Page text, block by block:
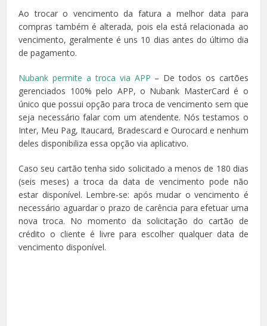
Ao trocar o vencimento da fatura a melhor data para
compras também é alterada, pois ela está relacionada ao
vencimento, geralmente é uns 10 dias antes do último dia
de pagamento.
Nubank permite a troca via APP – De todos os cartões
gerenciados 100% pelo APP, o Nubank MasterCard é o
único que possui opção para troca de vencimento sem que
seja necessário falar com um atendente. Nós testamos o
Inter, Meu Pag, Itaucard, Bradescard e Ourocard e nenhum
deles disponibiliza essa opção via aplicativo.
Caso seu cartão tenha sido solicitado a menos de 180 dias
(seis meses) a troca da data de vencimento pode não
estar disponível. Lembre-se: após mudar o vencimento é
necessário aguardar o prazo de carência para efetuar uma
nova troca. No momento da solicitação do cartão de
crédito o cliente é livre para escolher qualquer data de
vencimento disponível.